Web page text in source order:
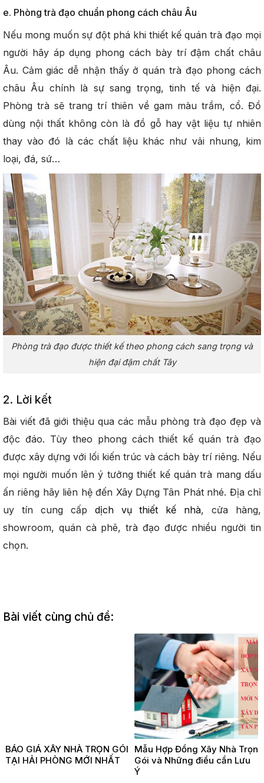
e. Phòng trà đạo chuẩn phong cách châu Âu
Nếu mong muốn sự đột phá khi thiết kế quán trà đạo mọi
người hãy áp dụng phong cách bày trí đậm chất châu
Âu. Cảm giác dễ nhận thấy ở quán trà đạo phong cách
châu Âu chính là sự sang trọng, tinh tế và hiện đại.
Phòng trà sẽ trang trí thiên về gam màu trầm, cổ. Đồ
dùng nội thất không còn là đồ gỗ hay vật liệu tự nhiên
thay vào đó là các chất liệu khác như vải nhung, kim
loại, đá, sứ…
Phòng trà đạo được thiết kế theo phong cách sang trọng và
hiện đại đậm chất Tây
2. Lời kết
Bài viết đã giới thiệu qua các mẫu phòng trà đạo đẹp và
độc đáo. Tùy theo phong cách thiết kế quán trà đạo
được xây dựng với lối kiến trúc và cách bày trí riêng. Nếu
mọi người muốn lên ý tưởng thiết kế quán trà mang dấu
ấn riêng hãy liên hệ đến Xây Dựng Tân Phát nhé. Địa chỉ
uy tín cung cấp dịch vụ thiết kế nhà, cửa hàng,
showroom, quán cà phê, trà đạo được nhiều người tin
chọn.
Bài viết cùng chủ đề:
BÁO GIÁ XÂY NHÀ TRỌN GÓI
TẠI HẢI PHÒNG MỚI NHẤT
Mẫu Hợp Đồng Xây Nhà Trọn
Gói và Những điều cần Lưu
Ý